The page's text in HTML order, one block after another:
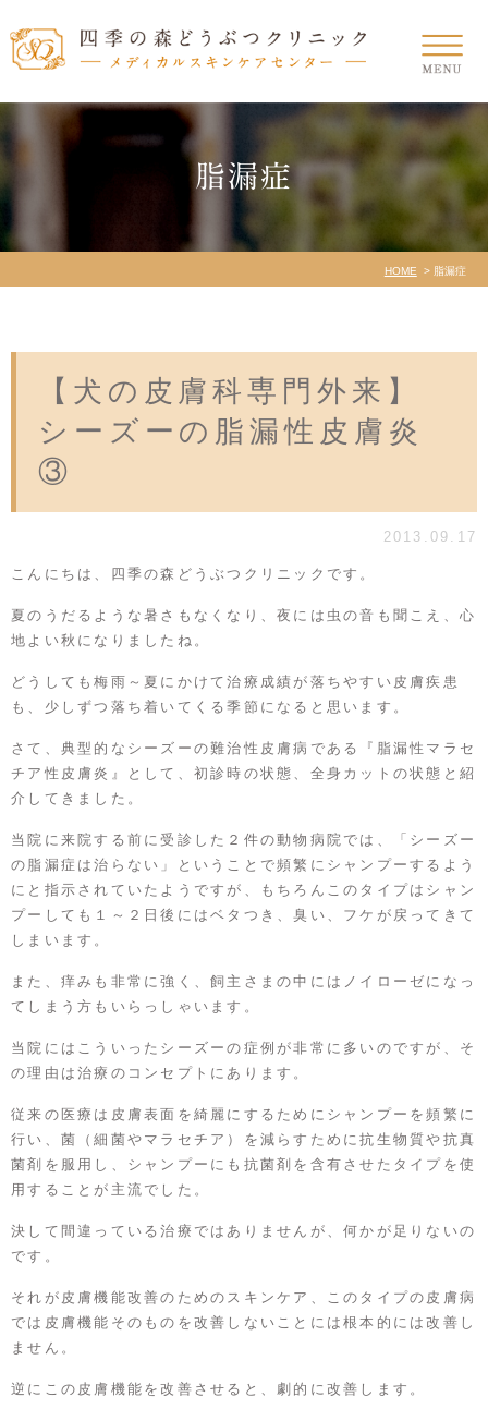
脂漏症
HOME 脂漏症
【犬の皮膚科専門外来】
シーズーの脂漏性皮膚炎
③
2013.09.17
こんにちは、四季の森どうぶつクリニックです。
夏のうだるような暑さもなくなり、夜には虫の音も聞こえ、心
地よい秋になりましたね。
どうしても梅雨～夏にかけて治療成績が落ちやすい皮膚疾患
も、少しずつ落ち着いてくる季節になると思います。
さて、典型的なシーズーの難治性皮膚病である『脂漏性マラセ
チア性皮膚炎』として、 初診時の状態 、 全身カットの状態 と紹
介してきました。
当院に来院する前に受診した２件の動物病院では、「シーズー
の脂漏症は治らない」ということで頻繁にシャンプーするよう
にと指示されていたようですが、もちろんこのタイプはシャン
プーしても１～２日後にはベタつき、臭い、フケが戻ってきて
しまいます。
また、痒みも非常に強く、飼主さまの中にはノイローゼになっ
てしまう方もいらっしゃいます。
当院にはこういったシーズーの症例が非常に多いのですが、そ
の理由は治療のコンセプトにあります。
従来の医療は皮膚表面を綺麗にするためにシャンプーを頻繁に
行い、菌（細菌やマラセチア）を減らすために抗生物質や抗真
菌剤を服用し、シャンプーにも抗菌剤を含有させたタイプを使
用することが主流でした。
決して間違っている治療ではありませんが、何かが足りないの
です。
それが皮膚機能改善のためのスキンケア、このタイプの皮膚病
では皮膚機能そのものを改善しないことには根本的には改善し
ません。
逆にこの皮膚機能を改善させると、劇的に改善します。